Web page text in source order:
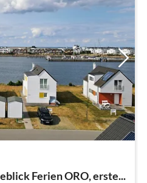
Ferien ORO, erste...